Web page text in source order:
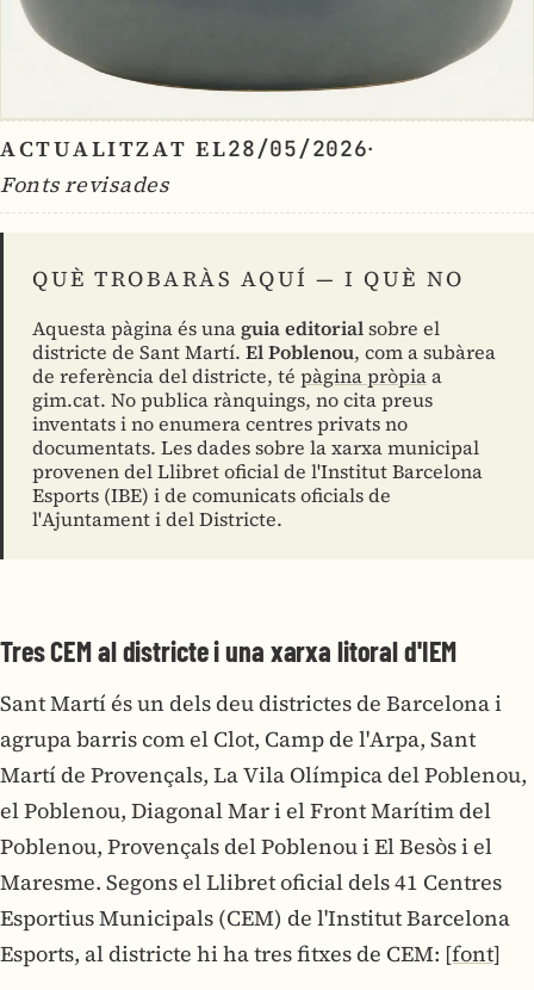
ACTUALITZAT EL28/05/2026·
Fonts revisades
QUÈ TROBARÀS AQUÍ — I QUÈ NO
Aquesta pàgina és unaguia editorialsobre el
districte de Sant Martí. El Poblenou, com a subàrea
de referència del districte, té pàgina pròpiaa
gim.cat. No publica rànquings, no cita preus
inventats i no enumera centres privats no
documentats. Les dades sobre la xarxa municipal
provenen del Llibret oficial de l'Institut Barcelona
Esports (IBE) i de comunicats oficials de
l'Ajuntament i del Districte.
Tres CEM al districte i una xarxa litoral d'IEM
Sant Martí és un dels deu districtes de Barcelona i
agrupa barris com el Clot, Camp de l'Arpa, Sant
Martí de Provençals, La Vila Olímpica del Poblenou,
el Poblenou, Diagonal Mar i el Front Marítim del
Poblenou, Provençals del Poblenou i El Besòs i el
Maresme. Segons el Llibret oficial dels 41 Centres
Esportius Municipals (CEM) de l'Institut Barcelona
Esports, al districte hi ha tres fitxes de CEM: [font]